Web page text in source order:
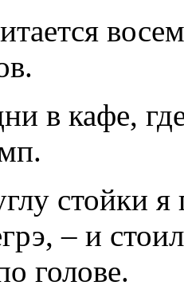
в кафе,
стойки я
– и
голове.